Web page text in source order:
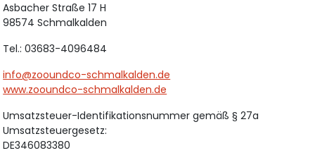
Asbacher Straße 17 H
98574 Schmalkalden
Tel.: 03683-4096484
info@zooundco-schmalkalden.de
www.zooundco-schmalkalden.de
Umsatzsteuer-Identifikationsnummer gemäß § 27a
Umsatzsteuergesetz:
DE346083380